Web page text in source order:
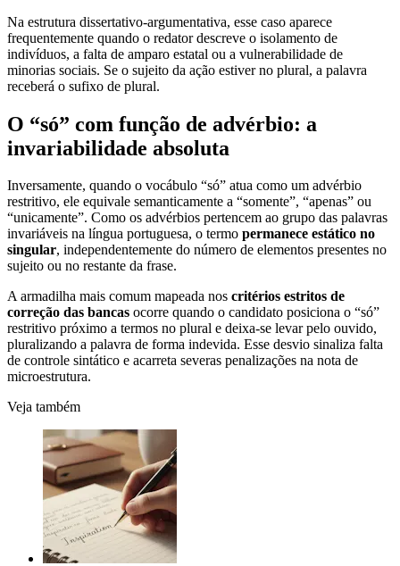
Na estrutura dissertativo-argumentativa, esse caso aparece
frequentemente quando o redator descreve o isolamento de
indivíduos, a falta de amparo estatal ou a vulnerabilidade de
minorias sociais. Se o sujeito da ação estiver no plural, a palavra
receberá o sufixo de plural.
O “só” com função de advérbio: a
invariabilidade absoluta
Inversamente, quando o vocábulo “só” atua como um advérbio
restritivo, ele equivale semanticamente a “somente”, “apenas” ou
“unicamente”. Como os advérbios pertencem ao grupo das palavras
invariáveis na língua portuguesa, o termo permanece estático no
singular, independentemente do número de elementos presentes no
sujeito ou no restante da frase.
A armadilha mais comum mapeada nos critérios estritos de
correção das bancas ocorre quando o candidato posiciona o “só”
restritivo próximo a termos no plural e deixa-se levar pelo ouvido,
pluralizando a palavra de forma indevida. Esse desvio sinaliza falta
de controle sintático e acarreta severas penalizações na nota de
microestrutura.
Veja também